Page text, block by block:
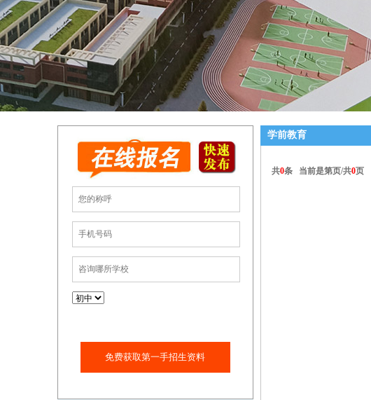
免费获取第一手招生资料
学前教育
共0条 当前是第页/共0页